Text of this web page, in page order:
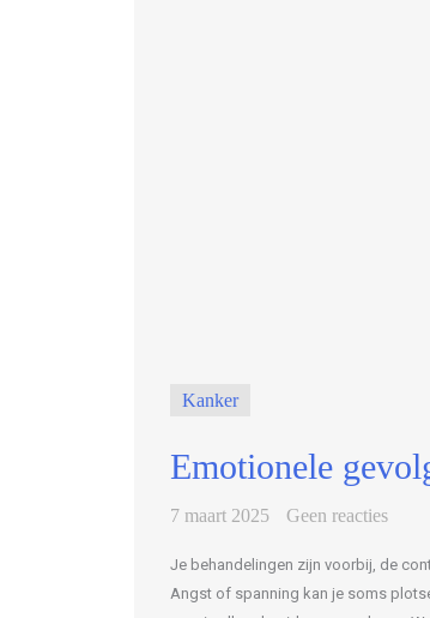
Kanker
Emotionele
7 maart 2025 Geen reacties
Je behandelingen zijn voorbij, de
Angst of spanning kan je soms